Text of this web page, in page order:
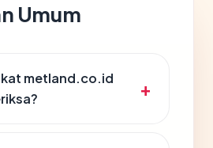
Umum
metland.co.id